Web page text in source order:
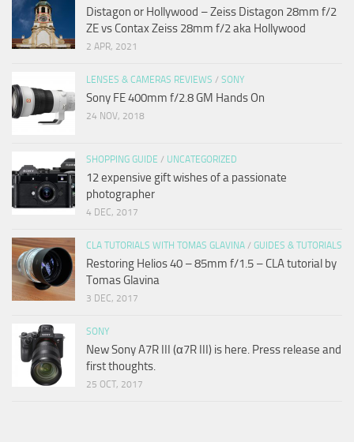
Distagon or Hollywood – Zeiss Distagon 28mm f/2
ZE vs Contax Zeiss 28mm f/2 aka Hollywood
2 APR, 2021
LENSES & CAMERAS REVIEWS / SONY
Sony FE 400mm f/2.8 GM Hands On
24 NOV, 2018
SHOPPING GUIDE / UNCATEGORIZED
12 expensive gift wishes of a passionate
photographer
4 DEC, 2017
CLA TUTORIALS WITH TOMAS GLAVINA / GUIDES & TUTORIALS
Restoring Helios 40 – 85mm f/1.5 – CLA tutorial by
Tomas Glavina
3 DEC, 2017
SONY
New Sony A7R III (α7R III) is here. Press release and
first thoughts.
25 OCT, 2017